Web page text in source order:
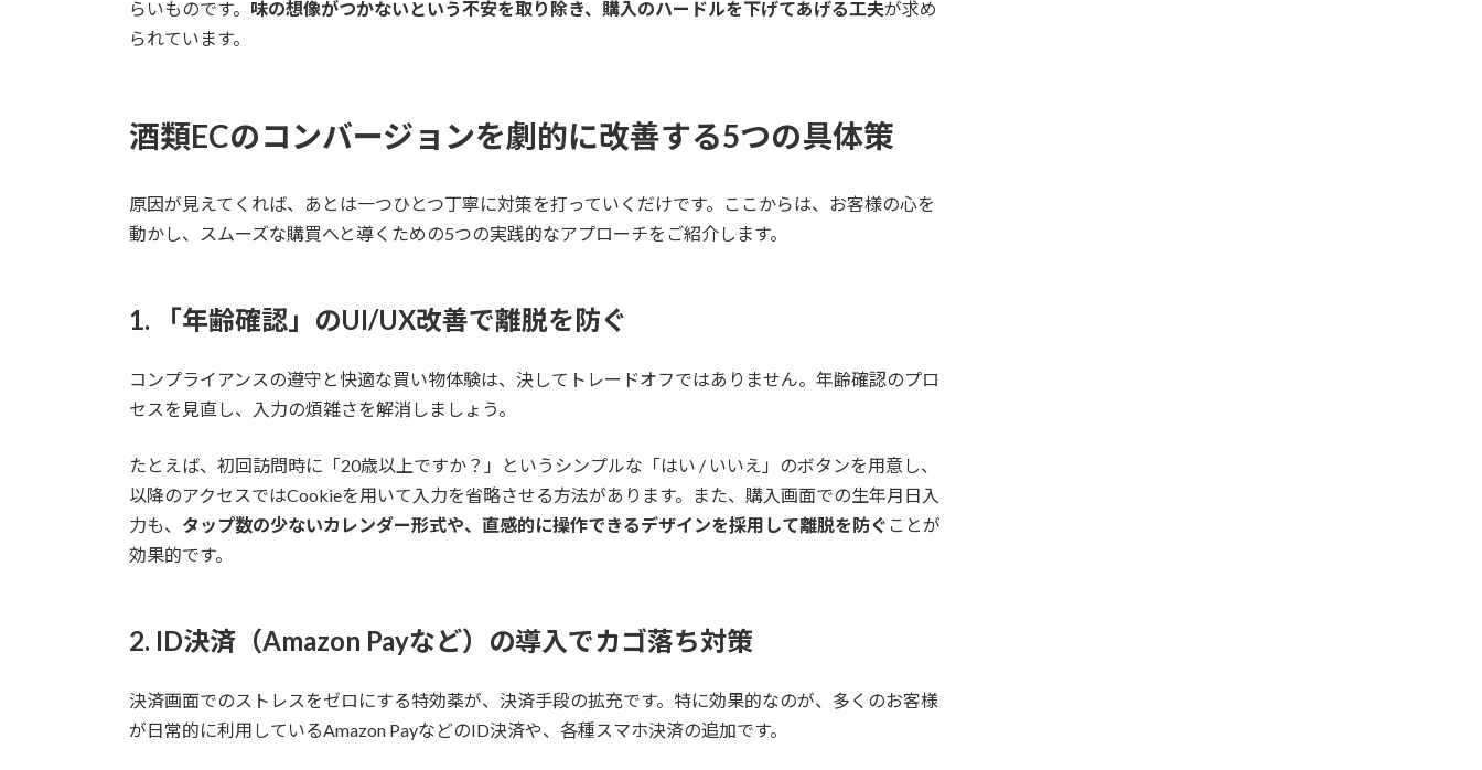
らいものです。 味の想像がつかないという不安を取り除き、購入のハードルを下げてあげる工夫が求め
られています。
酒類ECのコンバージョンを劇的に改善する5つの具体策
原因が見えてくれば、あとは一つひとつ丁寧に対策を打っていくだけです。ここからは、お客様の心を
動かし、スムーズな購買へと導くための5つの実践的なアプローチをご紹介します。
1. 「年齢確認」のUI/UX改善で離脱を防ぐ
コンプライアンスの遵守と快適な買い物体験は、決してトレードオフではありません。年齢確認のプロ
セスを見直し、入力の煩雑さを解消しましょう。
たとえば、初回訪問時に「20歳以上ですか？」というシンプルな「はい / いいえ」のボタンを用意し、
以降のアクセスではCookieを用いて入力を省略させる方法があります。また、購入画面での生年月日入
力も、 タップ数の少ないカレンダー形式や、直感的に操作できるデザインを採用して離脱を防ぐ ことが
効果的です。
2. ID決済（Amazon Payなど）の導入でカゴ落ち対策
決済画面でのストレスをゼロにする特効薬が、決済手段の拡充です。特に効果的なのが、多くのお客様
が日常的に利用しているAmazon PayなどのID決済や、各種スマホ決済の追加です。